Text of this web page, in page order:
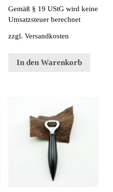
Gemäß § 19 UStG wird keine
Umsatzsteuer berechnet
zzgl. Versandkosten
In den Warenkorb